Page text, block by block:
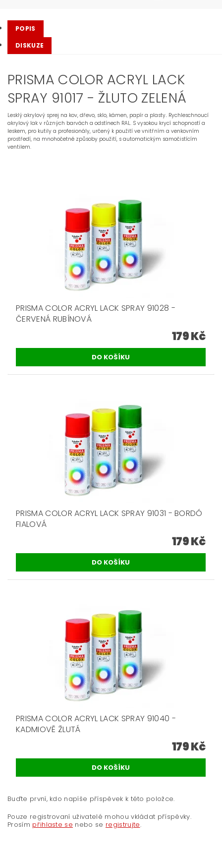
POPIS
DISKUZE
PRISMA COLOR ACRYL LACK
SPRAY 91017 - ŽLUTO ZELENÁ
Lesklý akrylový sprej na kov, dřevo, sklo, kámen, papír a plasty Rychleschnoucí
akrylový lak v různých barvách a odstínech RAL. S vysokou krycí schopností a
leskem, pro kutily a profesionály, určený k použití ve vnitřním a venkovním
prostředí, na mnohočetné způsoby použití, s automatickým samočistícím
ventilem.
PRISMA COLOR ACRYL LACK SPRAY 91028 -
ČERVENÁ RUBÍNOVÁ
179 Kč
PRISMA COLOR ACRYL LACK SPRAY 91031 - BORDÓ
FIALOVÁ
179 Kč
PRISMA COLOR ACRYL LACK SPRAY 91040 -
KADMIOVĚ ŽLUTÁ
179 Kč
Buďte první, kdo napíše příspěvek k této položce.
Pouze registrovaní uživatelé mohou vkládat příspěvky.
Prosím přihlaste se nebo se registrujte.